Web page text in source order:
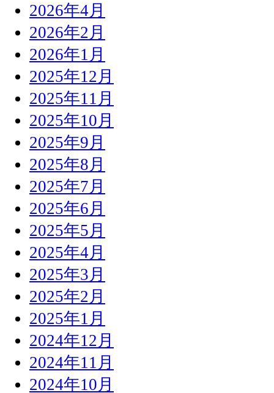
2026年4月
2026年2月
2026年1月
2025年12月
2025年11月
2025年10月
2025年9月
2025年8月
2025年7月
2025年6月
2025年5月
2025年4月
2025年3月
2025年2月
2025年1月
2024年12月
2024年11月
2024年10月